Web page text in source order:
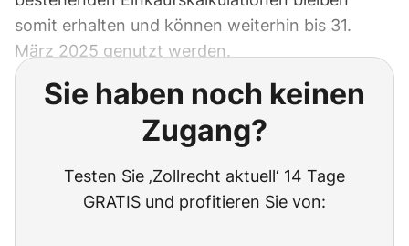
somit erhalten und können weiterhin bis 31.
März 2025 genutzt werden.
Sie haben noch keinen
Zugang?
Testen Sie ‚Zollrecht aktuell‘ 14 Tage
GRATIS und profitieren Sie von: